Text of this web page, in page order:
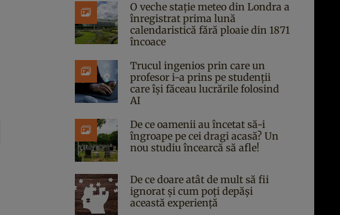
O veche stație meteo din Londra a
înregistrat prima lună
calendaristică fără ploaie din 1871
încoace
Trucul ingenios prin care un
profesor i-a prins pe studenții
care își făceau lucrările folosind
AI
De ce oamenii au încetat să-i
îngroape pe cei dragi acasă? Un
nou studiu încearcă să afle!
De ce doare atât de mult să fii
ignorat și cum poți depăși
această experiență